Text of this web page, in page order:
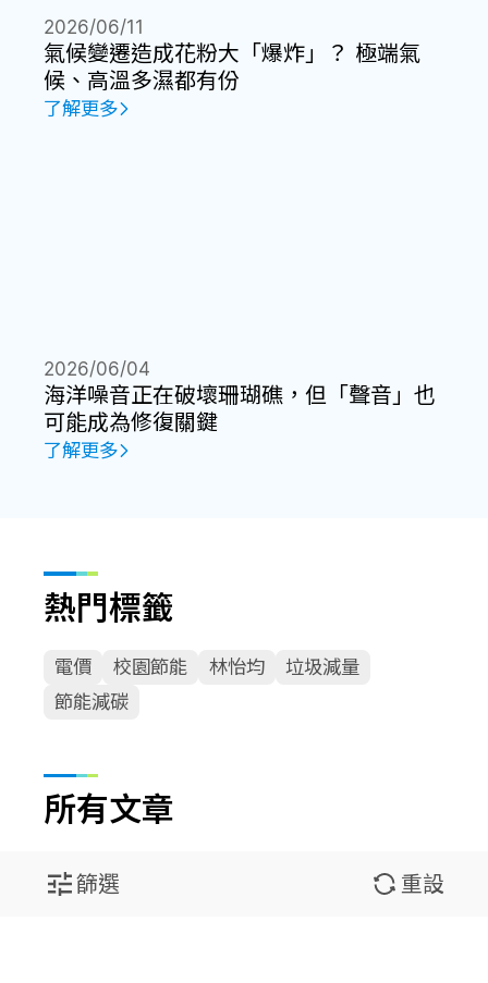
氣候變遷造成花粉大「爆炸」？ 極端氣
候、高溫多濕都有份
2026/06/11
了解更多
海洋噪音正在破壞珊瑚礁，但「聲音」也
可能成為修復關鍵
2026/06/04
了解更多
熱門標籤
電價 校園節能 林怡均
垃圾減量
節能減碳
所有文章
篩選 重設